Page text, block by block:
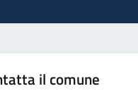
il comune